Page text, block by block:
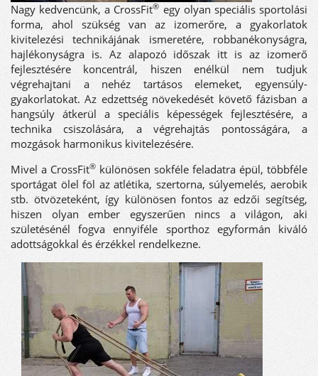
Nagy kedvencünk, a CrossFit® egy olyan speciális sportolási
forma, ahol szükség van az izomerőre, a gyakorlatok
kivitelezési technikájának ismeretére, robbanékonyságra,
hajlékonyságra is. Az alapozó időszak itt is az izomerő
fejlesztésére koncentrál, hiszen enélkül nem tudjuk
végrehajtani a nehéz tartásos elemeket, egyensúly-
gyakorlatokat. Az edzettség növekedését követő fázisban a
hangsúly átkerül a speciális képességek fejlesztésére, a
technika csiszolására, a végrehajtás pontosságára, a
mozgások harmonikus kivitelezésére.
Mivel a CrossFit® különösen sokféle feladatra épül, többféle
sportágat ölel föl az atlétika, szertorna, súlyemelés, aerobik
stb. ötvözeteként, így különösen fontos az edzői segítség,
hiszen olyan ember egyszerűen nincs a világon, aki
születésénél fogva ennyiféle sporthoz egyformán kiváló
adottságokkal és érzékkel rendelkezne.